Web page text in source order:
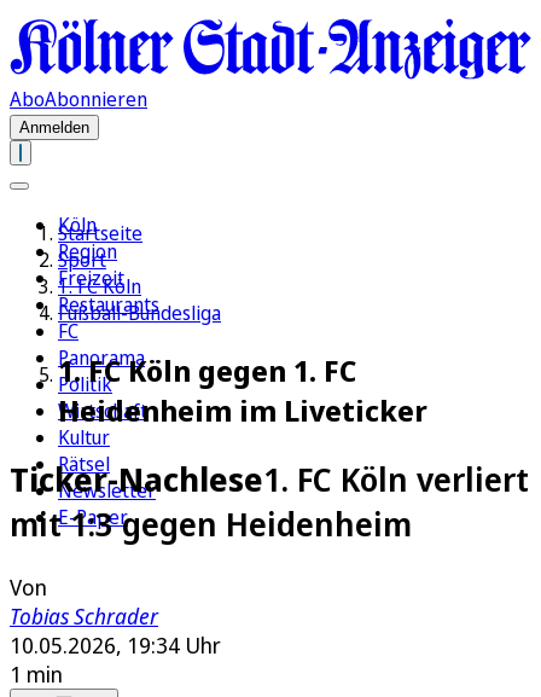
AboAbonnieren
Anmelden
Köln
Region
Freizeit
Restaurants
FC
Panorama
Politik
Wirtschaft
Kultur
Rätsel
Newsletter
E-Paper
Startseite
Sport
1. FC Köln
Fußball-Bundesliga
1. FC Köln gegen 1. FC
Heidenheim im Liveticker
Ticker-Nachlese1. FC Köln verliert
mit 1:3 gegen Heidenheim
Von
Tobias Schrader
10.05.2026, 19:34 Uhr
1 min